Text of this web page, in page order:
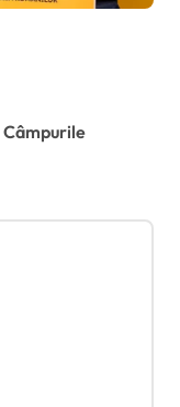
Câmpurile